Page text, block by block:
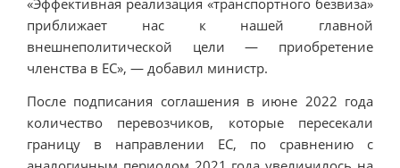
приближает нас к нашей главной
внешнеполитической цели — приобретение
членства в ЕС», — добавил министр.
После подписания соглашения в июне 2022 года
количество перевозчиков, которые пересекали
границу в направлении ЕС, по сравнению с